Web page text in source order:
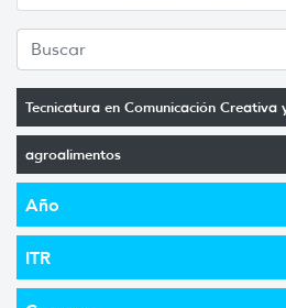
Tecnicatura en Comunicación
agroalimentos
Año
ITR